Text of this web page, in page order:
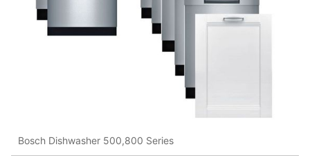
Bosch Dishwasher 500,800 Series